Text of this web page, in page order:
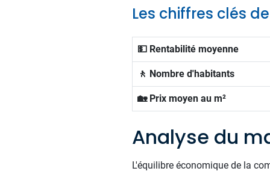
Les chiffres clés
💵 Rentabilité moyenne
🚶 Nombre d'habitants
🏡 Prix moyen au m²
Analyse du
L'équilibre économique de la